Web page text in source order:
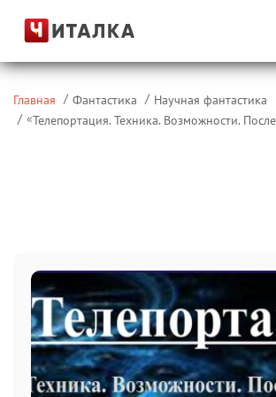
Главная Фантастика
Научная фантастика
«Телепортация. Техника. Возможности.